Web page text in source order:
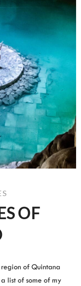
OF
of Quintana
list of some of my